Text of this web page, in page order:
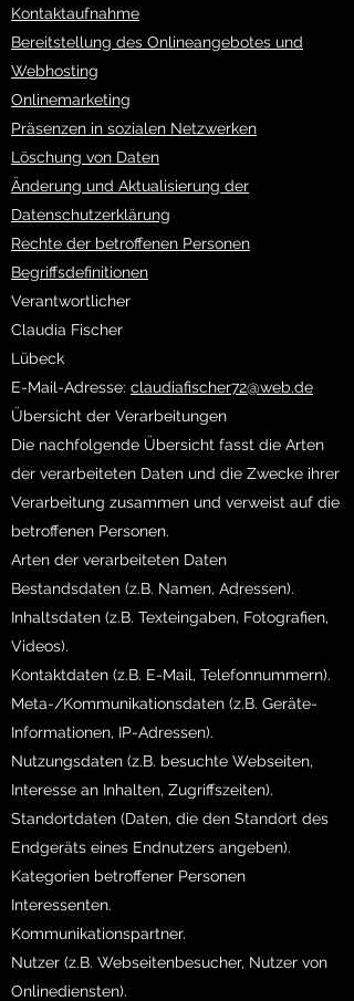
Kontaktaufnahme
Bereitstellung des Onlineangebotes und
Webhosting
Onlinemarketing
Präsenzen in sozialen Netzwerken
Löschung von Daten
Änderung und Aktualisierung der
Datenschutzerklärung
Rechte der betroffenen Personen
Begriffsdefinitionen
Verantwortlicher
Claudia Fischer
Lübeck
E-Mail-Adresse: claudiafischer72@web.de
Übersicht der Verarbeitungen
Die nachfolgende Übersicht fasst die Arten
der verarbeiteten Daten und die Zwecke ihrer
Verarbeitung zusammen und verweist auf die
betroffenen Personen.
Arten der verarbeiteten Daten
Bestandsdaten (z.B. Namen, Adressen).
Inhaltsdaten (z.B. Texteingaben, Fotografien,
Videos).
Kontaktdaten (z.B. E-Mail, Telefonnummern).
Meta-/Kommunikationsdaten (z.B. Geräte-
Informationen, IP-Adressen).
Nutzungsdaten (z.B. besuchte Webseiten,
Interesse an Inhalten, Zugriffszeiten).
Standortdaten (Daten, die den Standort des
Endgeräts eines Endnutzers angeben).
Kategorien betroffener Personen
Interessenten.
Kommunikationspartner.
Nutzer (z.B. Webseitenbesucher, Nutzer von
Onlinediensten).